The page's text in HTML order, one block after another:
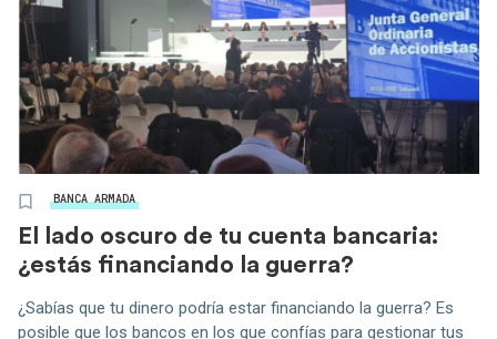
BANCA ARMADA
El lado oscuro de tu cuenta bancaria:
¿estás financiando la guerra?
¿Sabías que tu dinero podría estar financiando la guerra? Es
posible que los bancos en los que confías para gestionar tus